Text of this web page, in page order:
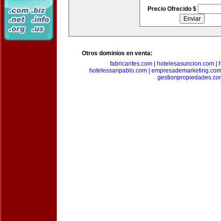
Precio Ofrecido $
Otros dominios en venta:
fabricantes.com
hotelesasuncion.com
hotelessanpablo.com| empresademarketing.com